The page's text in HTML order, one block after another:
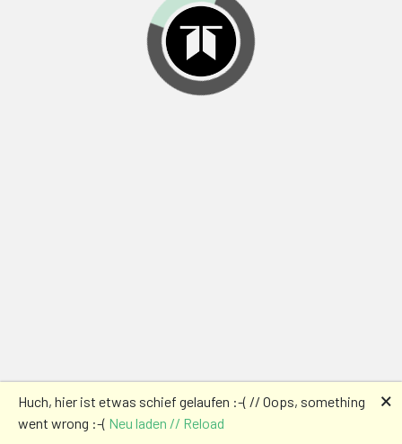
Huch, hier ist etwas schief gelaufen :-( // Oops, something
went wrong :-( Neu laden // Reload
🗙